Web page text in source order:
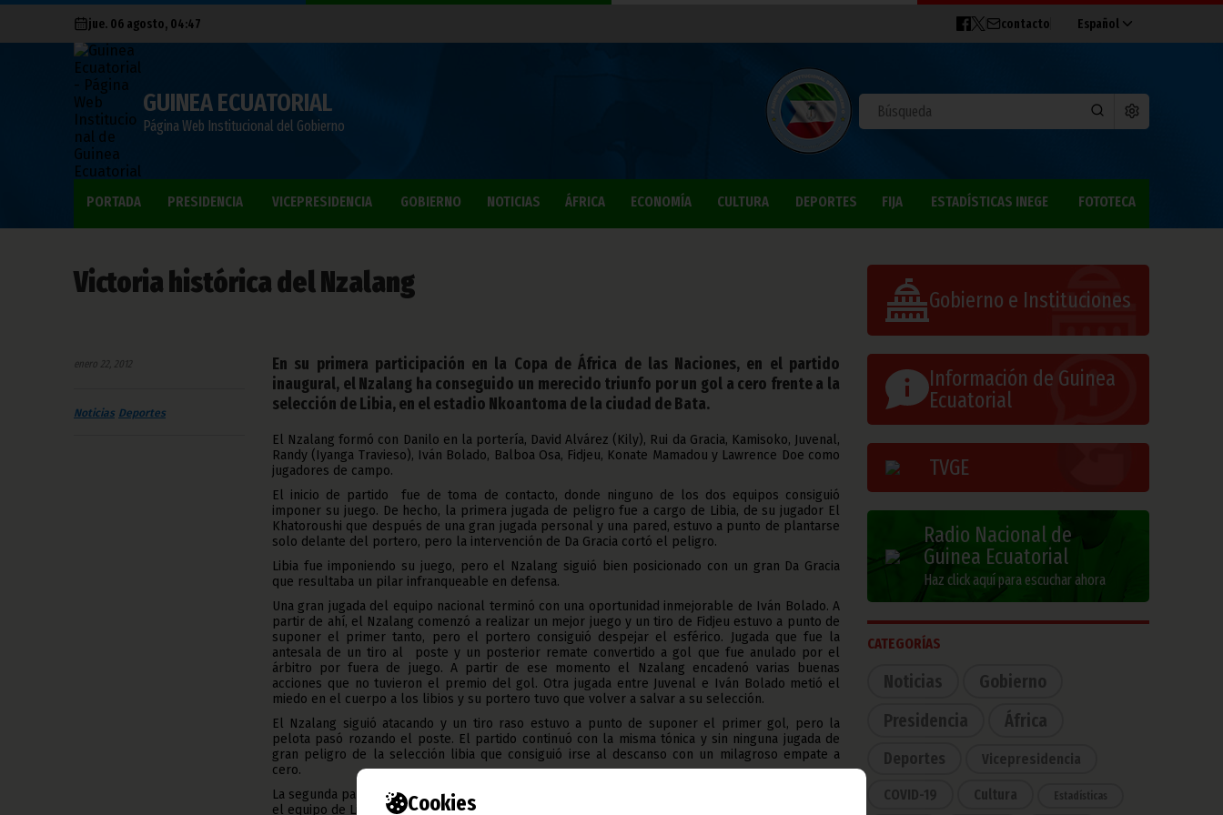
Cookies
jue. 06 agosto, 04:47 contacto Español
GUINEA ECUATORIAL
Página Web Institucional del Gobierno
PORTADA PRESIDENCIA VICEPRESIDENCIA GOBIERNO NOTICIAS ÁFRICA ECONOMÍA CULTURA DEPORTES FIJA ESTADÍSTICAS INEGE FOTOTECA
Victoria histórica del Nzalang
enero 22, 2012
Noticias Deportes
En su primera participación en la Copa de África de las Naciones, en el partido
inaugural, el Nzalang ha conseguido un merecido triunfo por un gol a cero frente a la
selección de Libia, en el estadio Nkoantoma de la ciudad de Bata.
El Nzalang formó con Danilo en la portería, David Alvárez (Kily), Rui da Gracia, Kamisoko, Juvenal,
Randy (Iyanga Travieso), Iván Bolado, Balboa Osa, Fidjeu, Konate Mamadou y Lawrence Doe como
jugadores de campo.
El inicio de partido fue de toma de contacto, donde ninguno de los dos equipos consiguió
imponer su juego. De hecho, la primera jugada de peligro fue a cargo de Libia, de su jugador El
Khatoroushi que después de una gran jugada personal y una pared, estuvo a punto de plantarse
solo delante del portero, pero la intervención de Da Gracia cortó el peligro.
Libia fue imponiendo su juego, pero el Nzalang siguió bien posicionado con un gran Da Gracia
que resultaba un pilar infranqueable en defensa.
Una gran jugada del equipo nacional terminó con una oportunidad inmejorable de Iván Bolado. A
partir de ahí, el Nzalang comenzó a realizar un mejor juego y un tiro de Fidjeu estuvo a punto de
suponer el primer tanto, pero el portero consiguió despejar el esférico. Jugada que fue la
antesala de un tiro al poste y un posterior remate convertido a gol que fue anulado por el
árbitro por fuera de juego. A partir de ese momento el Nzalang encadenó varias buenas
acciones que no tuvieron el premio del gol. Otra jugada entre Juvenal e Iván Bolado metió el
miedo en el cuerpo a los libios y su portero tuvo que volver a salvar a su selección.
El Nzalang siguió atacando y un tiro raso estuvo a punto de suponer el primer gol, pero la
pelota pasó rozando el poste. El partido continuó con la misma tónica y sin ninguna jugada de
gran peligro de la selección libia que consiguió irse al descanso con un milagroso empate a
cero.
La segunda parte comenzó con la misma tónica que el final de la primera: dominio del Nzalang y
el equipo de Libia creando peligro a través de su mejor jugador, El Khatoroushi, que propició una
Gobierno e Instituciones
Información de Guinea
Ecuatorial
TVGE
Radio Nacional de
Guinea Ecuatorial
Haz click aquí para escuchar ahora
CATEGORÍAS
Noticias
Gobierno
Presidencia
África
Deportes Vicepresidencia
COVID-19 Cultura Estadísticas